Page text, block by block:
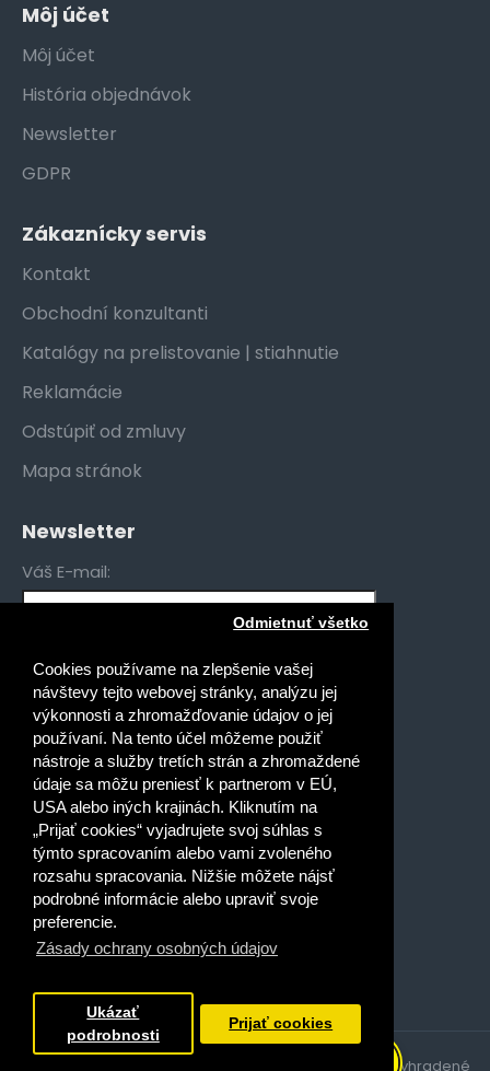
Cookies používame na zlepšenie vašej
návštevy tejto webovej stránky, analýzu jej
výkonnosti a zhromažďovanie údajov o jej
používaní. Na tento účel môžeme použiť
nástroje a služby tretích strán a zhromaždené
údaje sa môžu preniesť k partnerom v EÚ,
USA alebo iných krajinách. Kliknutím na
„Prijať cookies“ vyjadrujete svoj súhlas s
týmto spracovaním alebo vami zvoleného
rozsahu spracovania. Nižšie môžete nájsť
podrobné informácie alebo upraviť svoje
preferencie.
Zásady ochrany osobných údajov
Odmietnuť všetko
Ukázať
podrobnosti
Prijať cookies
Môj účet
Môj účet
História objednávok
Newsletter
GDPR
Zákaznícky servis
Kontakt
Obchodní konzultanti
Katalógy na prelistovanie | stiahnutie
Reklamácie
Odstúpiť od zmluvy
Mapa stránok
Newsletter
Váš E-mail:
Gymnáziá
Stredné odborné školy
Špeciálne základné školy
Základné školy
Prečítal(a) som si a súhlasím s
Ochrana osobných údajov
Copyright © 2021, Expolpedagogika.sk, všetky práva vyhradené
pomôcť?